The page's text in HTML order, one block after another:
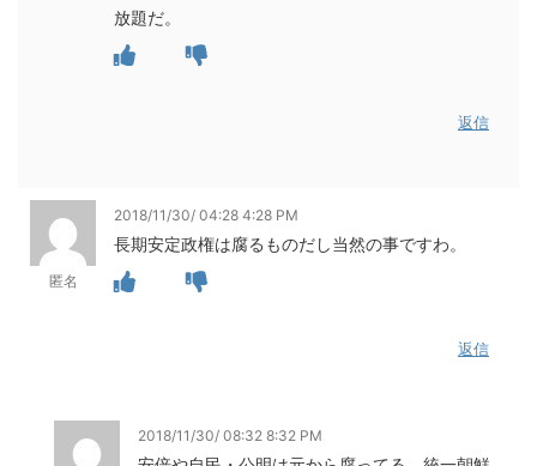
放題だ。
返信
匿名
2018/11/30/ 04:28 4:28 PM
長期安定政権は腐るものだし当然の事ですわ。
返信
2018/11/30/ 08:32 8:32 PM